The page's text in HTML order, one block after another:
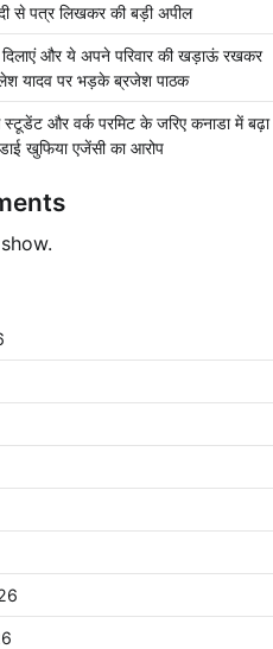
से पत्र लिखकर की बड़ी अपील
दिलाएं और ये अपने परिवार की खड़ाऊं रखकर
यादव पर भड़के ब्रजेश पाठक
स्टूडेंट और वर्क परमिट के जरिए कनाडा में बढ़ा
खुफिया एजेंसी का आरोप